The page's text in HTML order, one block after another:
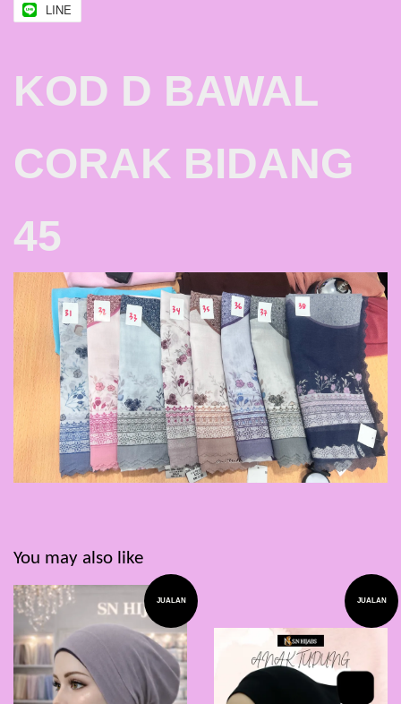
LINE
KOD D BAWAL
CORAK BIDANG
45
You may also like
JUALAN JUALAN